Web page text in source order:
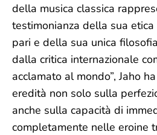
della musica classica
testimonianza della sua
pari e della sua unica
dalla critica internazionale
acclamato al mondo”, Jaho
eredità non solo sulla
anche sulla capacità di
completamente nelle eroine